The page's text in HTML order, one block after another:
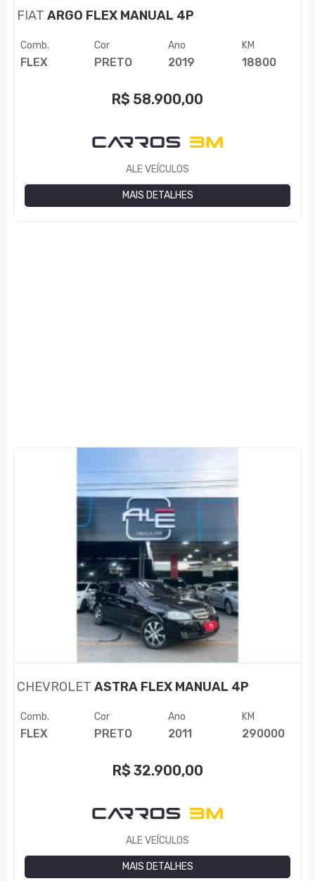
FIAT ARGO FLEX MANUAL 4P
Comb.
FLEX
Cor
PRETO
Ano
2019
KM
18800
R$ 58.900,00
ALE VEÍCULOS
MAIS DETALHES
CHEVROLET ASTRA FLEX MANUAL 4P
Comb.
FLEX
Cor
PRETO
Ano
2011
KM
290000
R$ 32.900,00
ALE VEÍCULOS
MAIS DETALHES